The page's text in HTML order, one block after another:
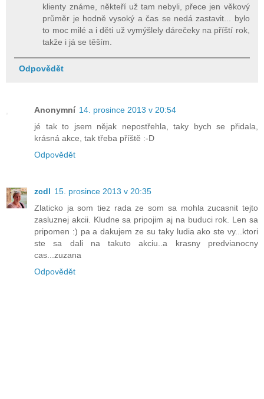
klienty známe, někteří už tam nebyli, přece jen věkový
průměr je hodně vysoký a čas se nedá zastavit... bylo
to moc milé a i děti už vymýšlely dárečeky na příští rok,
takže i já se těším.
Odpovědět
Anonymní 14. prosince 2013 v 20:54
jé tak to jsem nějak nepostřehla, taky bych se přidala,
krásná akce, tak třeba příště :-D
Odpovědět
zcdl 15. prosince 2013 v 20:35
Zlaticko ja som tiez rada ze som sa mohla zucasnit tejto
zasluznej akcii. Kludne sa pripojim aj na buduci rok. Len sa
pripomen :) pa a dakujem ze su taky ludia ako ste vy...ktori
ste sa dali na takuto akciu..a krasny predvianocny
cas...zuzana
Odpovědět